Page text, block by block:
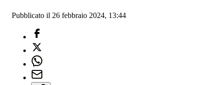
Pubblicato il 26 febbraio 2024, 13:44